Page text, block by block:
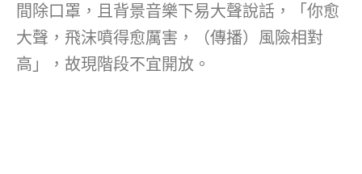
間除口罩，且背景音樂下易大聲說話，「你愈
大聲，飛沫噴得愈厲害，（傳播）風險相對
高」，故現階段不宜開放。